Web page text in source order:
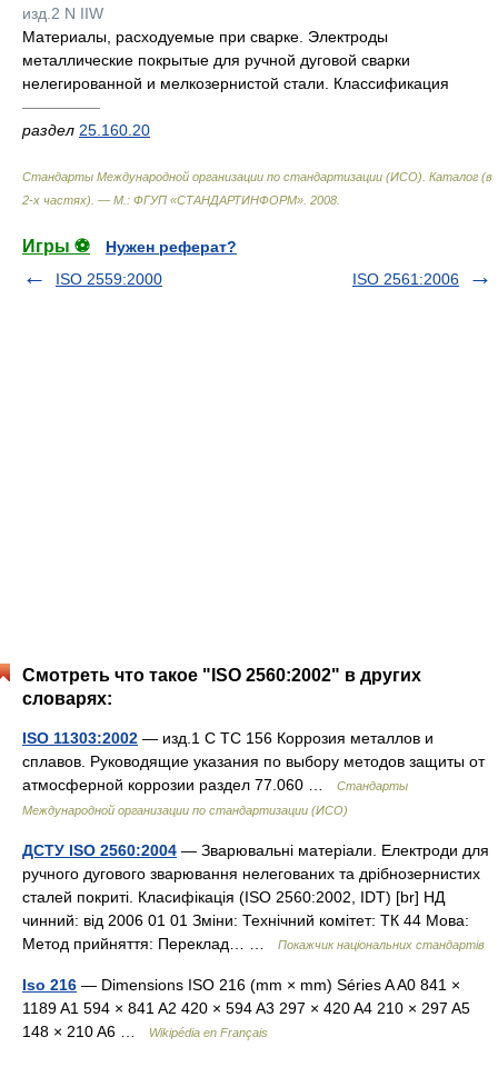
изд.2 N IIW
Материалы, расходуемые при сварке. Электроды
металлические покрытые для ручной дуговой сварки
нелегированной и мелкозернистой стали. Классификация
—————
раздел 25.160.20
Стандарты Международной организации по стандартизации (ИСО). Каталог (в
2-х частях). — М.: ФГУП «СТАНДАРТИНФОРМ» 2008
Игры ⚽
Нужен реферат?
ISO 2559:2000
ISO 2561:2006
Смотреть что такое "ISO 2560:2002" в других
словарях:
ISO 11303:2002 — изд.1 C TC 156 Коррозия металлов и
сплавов. Руководящие указания по выбору методов защиты от
атмосферной коррозии раздел 77.060 …
Стандарты
Международной организации по стандартизации (ИСО)
ДСТУ ISO 2560:2004 — Зварювальні матеріали. Електроди для
ручного дугового зварювання нелегованих та дрібнозернистих
сталей покриті. Класифікація (ISO 2560:2002, IDT) [br] НД
чинний: від 2006 01 01 Зміни: Технічний комітет: ТК 44 Мова:
Метод прийняття: Переклад… …
Покажчик національних стандартів
Iso 216 — Dimensions ISO 216 (mm × mm) Séries A A0 841 ×
1189 A1 594 × 841 A2 420 × 594 A3 297 × 420 A4 210 × 297 A5
148 × 210 A6 …
Wikipédia en Français